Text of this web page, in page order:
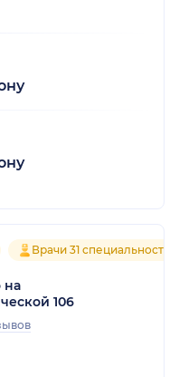
Врачи 31 специальностей
на
106